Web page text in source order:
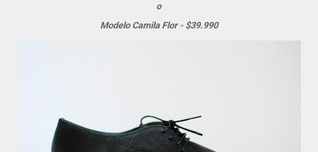
o
Modelo Camila Flor - $39.990